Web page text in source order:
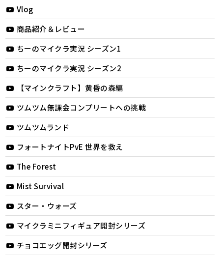
Vlog
商品紹介＆レビュー
ちーのマイクラ実況 シーズン1
ちーのマイクラ実況 シーズン2
【マインクラフト】黄昏の森編
ツムツム無課金コンプリートへの挑戦
ツムツムランド
フォートナイトPvE 世界を救え
The Forest
Mist Survival
スター・ウォーズ
マイクラミニフィギュア開封シリーズ
チョコエッグ開封シリーズ